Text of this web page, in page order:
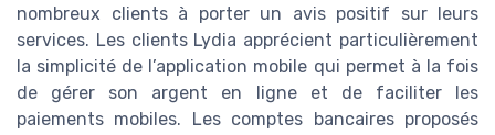
nombreux clients à porter un avis positif sur leurs
services. Les clients Lydia apprécient particulièrement
la simplicité de l’application mobile qui permet à la fois
de gérer son argent en ligne et de faciliter les
paiements mobiles. Les comptes bancaires proposés